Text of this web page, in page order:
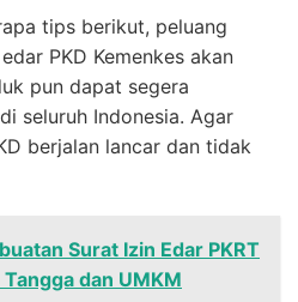
tips berikut, peluang
PKD Kemenkes akan
pun dapat segera
seluruh Indonesia. Agar
berjalan lancar dan tidak
Surat Izin Edar PKRT
dan UMKM